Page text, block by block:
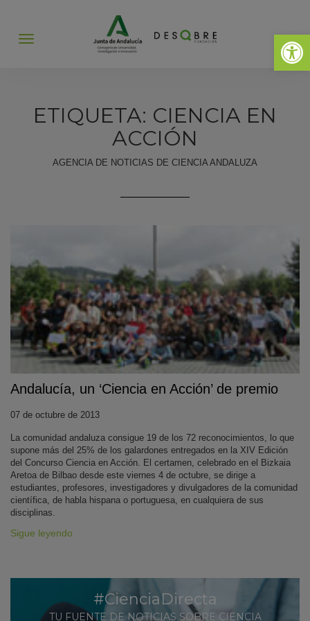
Abrir
Abrir
ETIQUETA: CIENCIA EN
ACCIÓN
AGENCIA DE NOTICIAS DE CIENCIA ANDALUZA
Andalucía, un ‘Ciencia en Acción’ de premio
07 de octubre de 2013
La comunidad andaluza consigue 19 de los 72 reconocimientos, lo que
supone más del 25% de los galardones entregados en la XIV Edición
del Concurso Ciencia en Acción. El certamen, celebrado en el Bizkaia
Aretoa de Bilbao desde este viernes 4 de octubre, se dirige a
estudiantes, profesores, investigadores y divulgadores de la comunidad
científica, de habla hispana o portuguesa, en cualquiera de sus
disciplinas.
Sigue leyendo
#CienciaDirecta
TU FUENTE DE NOTICIAS SOBRE CIENCIA